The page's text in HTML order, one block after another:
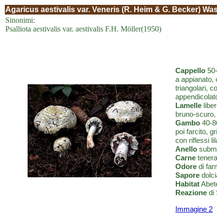
Agaricus aestivalis var. Veneris (R. Heim & G. Becker)
Sinonimi:
Psalliota aestivalis var. aestivalis F.H. Möller(1950)
Cappello
a appianato,
triangolari,
Lamelle
bruno-
Gambo 40-
poi farcito,
con riflessi
Anello
Carne
Odore di
Sapore
Habitat
Reazione di
Immagine 2